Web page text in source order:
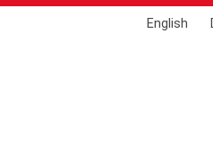
English